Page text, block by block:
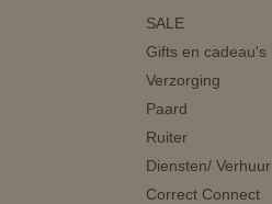
SALE
Gifts en cadeau's
Verzorging
Paard
Ruiter
Diensten/ Verhuur
Correct Connect